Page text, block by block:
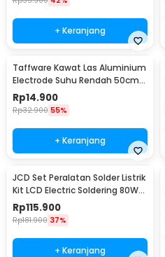
+ Keranjang
Taffware Kawat Las Aluminium
Electrode Suhu Rendah 50cm
20 PCS 1.6mm - M127271
Rp14.900
Rp32.900 55%
+ Keranjang
JCD Set Peralatan Solder Listrik
Kit LCD Electric Soldering 80W
220V - CS-908S A
Rp115.900
Rp181.900 37%
+ Keranjang